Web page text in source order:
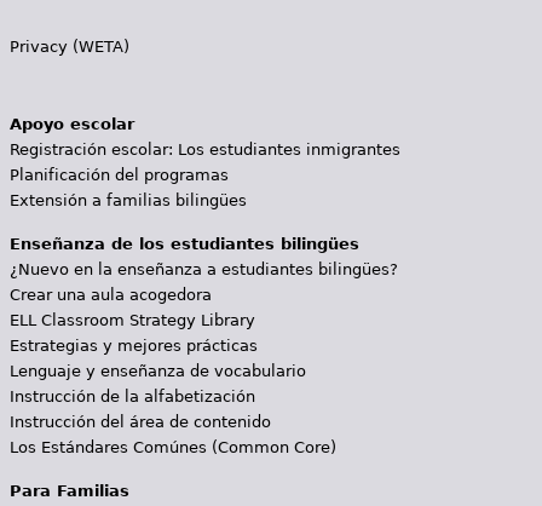
Privacy (WETA)
Apoyo escolar
Registración escolar: Los estudiantes inmigrantes
Planificación del programas
Extensión a familias bilingües
Enseñanza de los estudiantes bilingües
¿Nuevo en la enseñanza a estudiantes bilingües?
Crear una aula acogedora
ELL Classroom Strategy Library
Estrategias y mejores prácticas
Lenguaje y enseñanza de vocabulario
Instrucción de la alfabetización
Instrucción del área de contenido
Los Estándares Comúnes (Common Core)
Para Familias